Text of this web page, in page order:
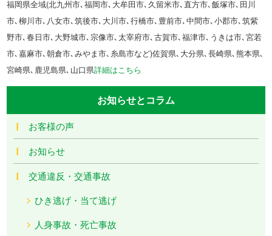
福岡県全域(北九州市､福岡市､大牟田市､久留米市､直方市､飯塚市､田川
市､柳川市､八女市､筑後市､大川市､行橋市､豊前市､中間市､小郡市､筑紫
野市､春日市､大野城市､宗像市､太宰府市､古賀市､福津市､うきは市､宮若
市､嘉麻市､朝倉市､みやま市､糸島市など)佐賀県､大分県､長崎県､熊本県､
宮崎県､鹿児島県､山口県詳細はこちら
お知らせとコラム
お客様の声
お知らせ
交通違反・交通事故
ひき逃げ・当て逃げ
人身事故・死亡事故